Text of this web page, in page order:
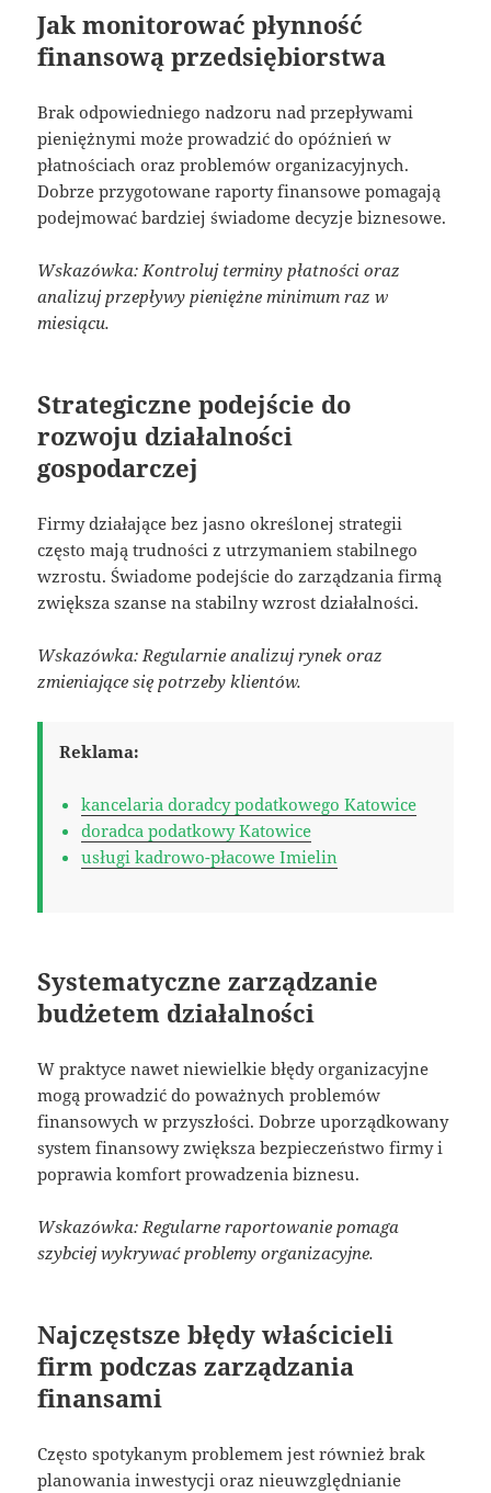
Jak monitorować płynność
finansową przedsiębiorstwa
Brak odpowiedniego nadzoru nad przepływami
pieniężnymi może prowadzić do opóźnień w
płatnościach oraz problemów organizacyjnych.
Dobrze przygotowane raporty finansowe pomagają
podejmować bardziej świadome decyzje biznesowe.
Wskazówka: Kontroluj terminy płatności oraz
analizuj przepływy pieniężne minimum raz w
miesiącu.
Strategiczne podejście do
rozwoju działalności
gospodarczej
Firmy działające bez jasno określonej strategii
często mają trudności z utrzymaniem stabilnego
wzrostu. Świadome podejście do zarządzania firmą
zwiększa szanse na stabilny wzrost działalności.
Wskazówka: Regularnie analizuj rynek oraz
zmieniające się potrzeby klientów.
Reklama:
kancelaria doradcy podatkowego Katowice
doradca podatkowy Katowice
usługi kadrowo-płacowe Imielin
Systematyczne zarządzanie
budżetem działalności
W praktyce nawet niewielkie błędy organizacyjne
mogą prowadzić do poważnych problemów
finansowych w przyszłości. Dobrze uporządkowany
system finansowy zwiększa bezpieczeństwo firmy i
poprawia komfort prowadzenia biznesu.
Wskazówka: Regularne raportowanie pomaga
szybciej wykrywać problemy organizacyjne.
Najczęstsze błędy właścicieli
firm podczas zarządzania
finansami
Często spotykanym problemem jest również brak
planowania inwestycji oraz nieuwzględnianie